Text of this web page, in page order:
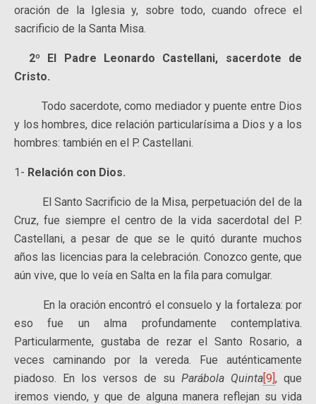
oración de la Iglesia y, sobre todo, cuando ofrece el
sacrificio de la Santa Misa.
2º El Padre Leonardo Castellani, sacerdote de
Cristo.
Todo sacerdote, como mediador y puente entre Dios
y los hombres, dice relación particularísima a Dios y a los
hombres: también en el P. Castellani.
1- Relación con Dios.
El Santo Sacrificio de la Misa, perpetuación del de la
Cruz, fue siempre el centro de la vida sacerdotal del P.
Castellani, a pesar de que se le quitó durante muchos
años las licencias para la celebración. Conozco gente, que
aún vive, que lo veía en Salta en la fila para comulgar.
En la oración encontró el consuelo y la fortaleza: por
eso fue un alma profundamente contemplativa.
Particularmente, gustaba de rezar el Santo Rosario, a
veces caminando por la vereda. Fue auténticamente
piadoso. En los versos de su Parábola Quinta[9], que
iremos viendo, y que de alguna manera reflejan su vida